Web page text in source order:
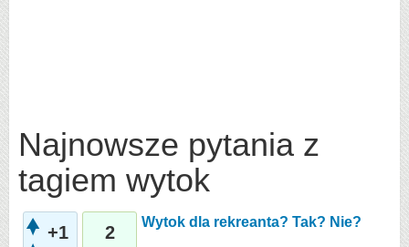
Najnowsze pytania z
tagiem wytok
+1 2
Wytok dla rekreanta? Tak? Nie?